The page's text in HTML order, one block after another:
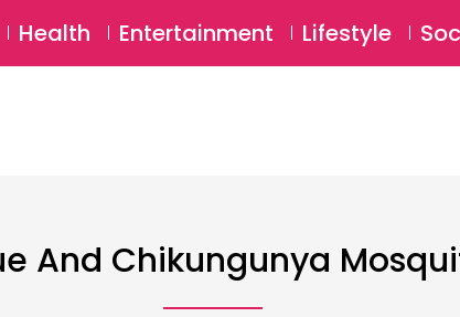
Health Entertainment Lifestyle
And Chikungunya